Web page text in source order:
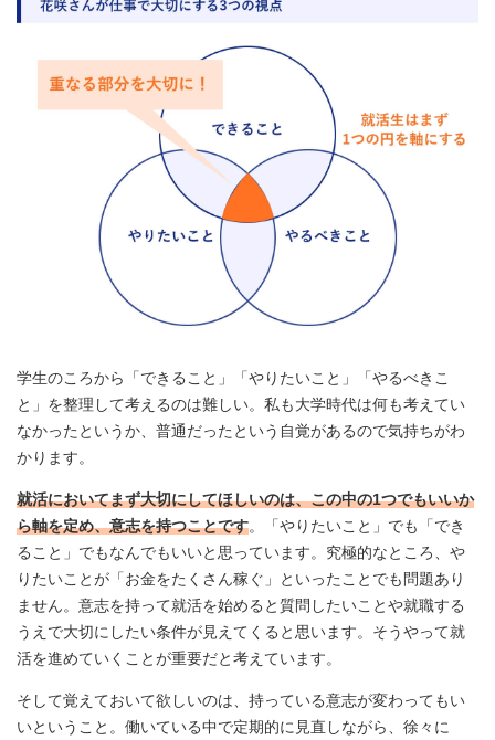
学生のころから「できること」「やりたいこと」「やるべきこ
と」を整理して考えるのは難しい。私も大学時代は何も考えてい
なかったというか、普通だったという自覚があるので気持ちがわ
かります。
就活においてまず大切にしてほしいのは、この中の1つでもいいか
ら軸を定め、意志を持つことです。「やりたいこと」でも「でき
ること」でもなんでもいいと思っています。究極的なところ、や
りたいことが「お金をたくさん稼ぐ」といったことでも問題あり
ません。意志を持って就活を始めると質問したいことや就職する
うえで大切にしたい条件が見えてくると思います。そうやって就
活を進めていくことが重要だと考えています。
そして覚えておいて欲しいのは、持っている意志が変わってもい
いということ。働いている中で定期的に見直しながら、徐々に